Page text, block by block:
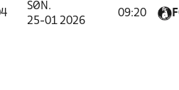
SØN.
25-01 2026
09:20